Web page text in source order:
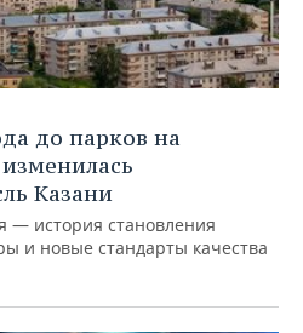
до парков на
Казани
— история становления
и новые стандарты качества